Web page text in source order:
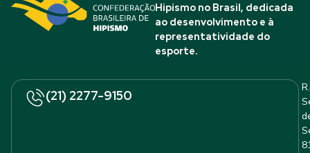
Hipismo no Brasil, dedicada
ao desenvolvimento e à
representatividade do
esporte.
(21) 2277-9150
R.